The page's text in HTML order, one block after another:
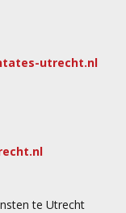
utrecht.nl
te Utrecht